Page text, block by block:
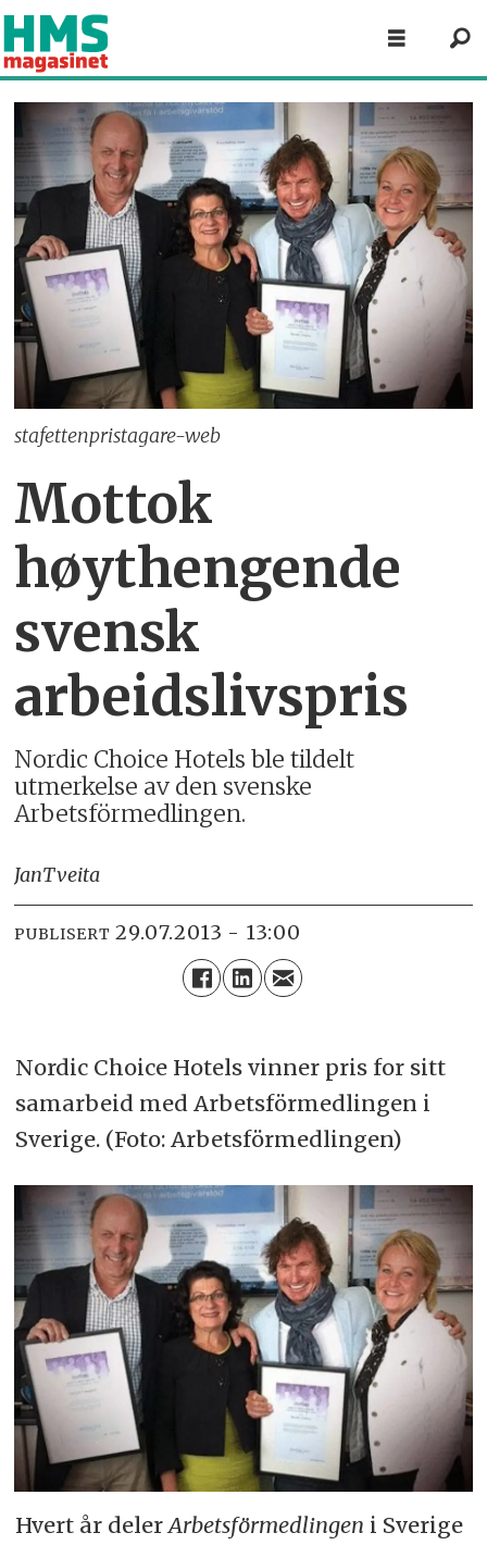
stafettenpristagare-web
Mottok
høythengende
svensk
arbeidslivspris
Nordic Choice Hotels ble tildelt
utmerkelse av den svenske
Arbetsförmedlingen.
JanTveita
PUBLISERT 29.07.2013 - 13:00
Nordic Choice Hotels vinner pris for sitt
samarbeid med Arbetsförmedlingen i
Sverige. (Foto: Arbetsförmedlingen)
Hvert år deler Arbetsförmedlingen i Sverige